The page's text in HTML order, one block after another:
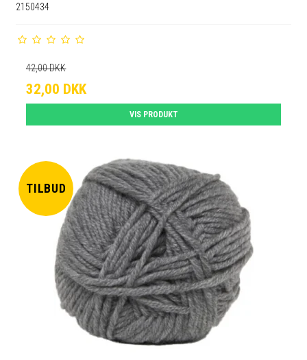
2150434
42,00 DKK
32,00 DKK
VIS PRODUKT
TILBUD